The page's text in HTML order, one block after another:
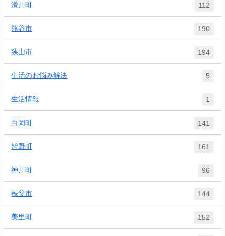
滑川町 112
熊谷市 190
狭山市 194
生活のお悩み解決 5
生活情報 1
白岡町 141
皆野町 161
神川町 96
秩父市 144
美里町 152